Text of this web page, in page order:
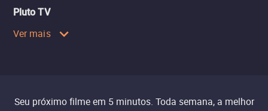
Pluto TV
Ver mais
Seu próximo filme em 5 minutos. Toda semana, a melhor